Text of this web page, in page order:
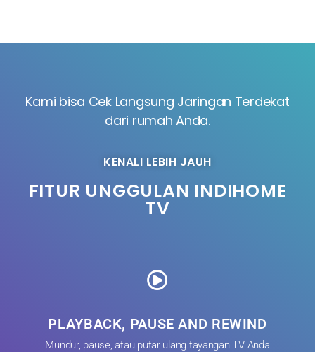
Kami bisa Cek Langsung Jaringan Terdekat
dari rumah Anda.
KENALI LEBIH JAUH
FITUR UNGGULAN INDIHOME
TV
PLAYBACK, PAUSE AND REWIND
Mundur, pause, atau putar ulang tayangan TV Anda